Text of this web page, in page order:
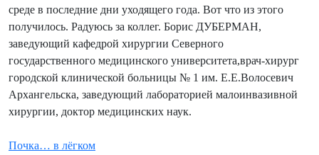
среде в последние дни уходящего года. Вот что из этого
получилось. Радуюсь за коллег. Борис ДУБЕРМАН,
заведующий кафедрой хирургии Северного
государственного медицинского университета,врач-хирург
городской клинической больницы № 1 им. Е.Е.Волосевич
Архангельска, заведующий лабораторией малоинвазивной
хирургии, доктор медицинских наук.
Почка… в лёгком